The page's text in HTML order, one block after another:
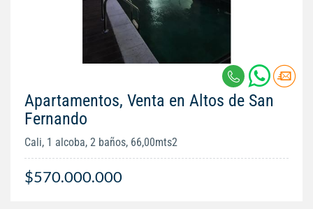
Apartamentos, Venta en Altos de San
Fernando
Cali, 1 alcoba, 2 baños, 66,00mts2
$570.000.000